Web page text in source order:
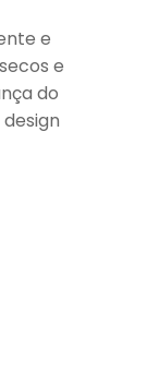
e
e
do